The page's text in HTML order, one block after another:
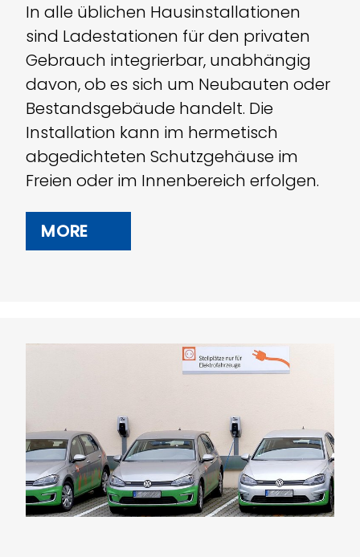
In alle üblichen Hausinstallationen
sind Ladestationen für den privaten
Gebrauch integrierbar, unabhängig
davon, ob es sich um Neubauten oder
Bestandsgebäude handelt. Die
Installation kann im hermetisch
abgedichteten Schutzgehäuse im
Freien oder im Innenbereich erfolgen.
MORE